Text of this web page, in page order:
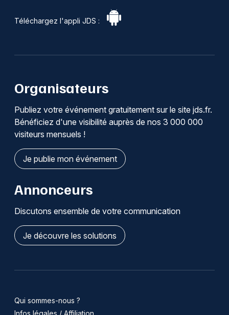
Téléchargez l'appli JDS :
Organisateurs
Publiez votre événement gratuitement sur le site jds.fr.
Bénéficiez d'une visibilité auprès de nos 3 000 000
visiteurs mensuels !
Je publie mon événement
Annonceurs
Discutons ensemble de votre communication
Je découvre les solutions
Qui sommes-nous ?